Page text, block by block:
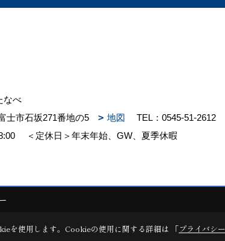
なべ
士市石坂271番地の5 地図 TEL： 0545-51-2612
＜定休日＞年末年始、GW、夏季休暇
工房わたなべ. All Rights Reserved.
を使用します。 Cookieの使用に関する詳細は 「プライバシ